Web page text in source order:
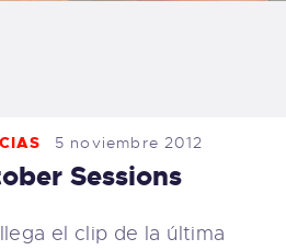
CARRITO
5 noviembre 2012
Sessions
el clip de la última